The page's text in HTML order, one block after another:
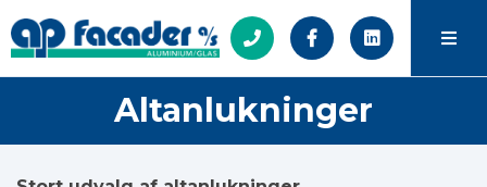
Altanlukninger